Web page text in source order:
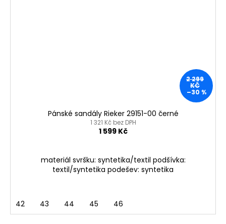
2 299
KČ
–30 %
Pánské sandály Rieker 29151-00 černé
1 321 Kč bez DPH
1 599 Kč
materiál svršku: syntetika/textil podšívka:
textil/syntetika podešev: syntetika
42 43 44 45 46